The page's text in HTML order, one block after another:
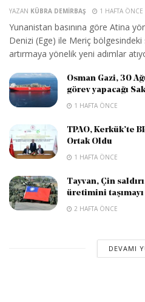
YAZAN KÜBRA DEMIRBAŞ 1 HAFTA ÖNCE
Yunanistan basınına göre Atina
Denizi (Ege) ile Meriç
artırmaya yönelik yeni adımlar
Osman Gazi, 30
görev yapacağı
1 HAFTA ÖNCE
TPAO, Kerkük’te
Ortak Oldu
1 HAFTA ÖNCE
Tayvan, Çin
üretimini
2 HAFTA ÖNCE
DEVAMI